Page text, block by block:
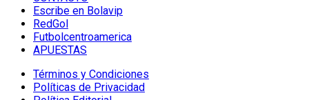
Escribe en Bolavip
RedGol
Futbolcentroamerica
APUESTAS
Términos y Condiciones
Políticas de Privacidad